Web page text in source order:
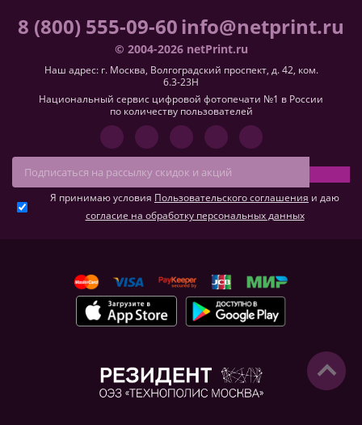
8 (800) 555-09-60info@netprint.ru
© 2004-2026 netPrint.ru
Наш адрес: г. Москва, Волгоградский проспект, д. 42, ком.
6.3-23H
Национальный сервис цифровой фотопечати №1 в России
по количеству пользователей
Я принимаю условия Пользовательского соглашения и даю
согласие на обработку персональных данных